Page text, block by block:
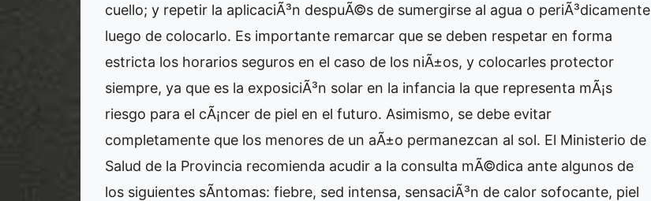
cuello; y repetir la aplicaciÃ³n despuÃ©s de sumergirse al agua o periÃ³dicamente
luego de colocarlo. Es importante remarcar que se deben respetar en forma
estricta los horarios seguros en el caso de los niÃ±os, y colocarles protector
siempre, ya que es la exposiciÃ³n solar en la infancia la que representa mÃ¡s
riesgo para el cÃ¡ncer de piel en el futuro. Asimismo, se debe evitar
completamente que los menores de un aÃ±o permanezcan al sol. El Ministerio de
Salud de la Provincia recomienda acudir a la consulta mÃ©dica ante algunos de
los siguientes sÃ­ntomas: fiebre, sed intensa, sensaciÃ³n de calor sofocante, piel